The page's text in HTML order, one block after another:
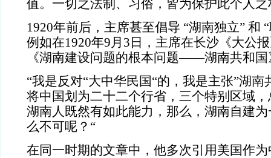
值。一切之法制、习俗，皆为保护此个人之
1920年前后，主席甚至倡导 “湖南独立” 和 “
例如在1920年9 月 3 日，主席在长沙《大公
《湖南建设问题的根本问题——湖南共和
“我是反对“大中华民国“的，我是主张”湖南
将中国划为二十二个行省，三个特别区域
湖南人既然有如此能力，那么，湖南自建
么不可呢？“
在同一时期的文章中，他多次引用美国作